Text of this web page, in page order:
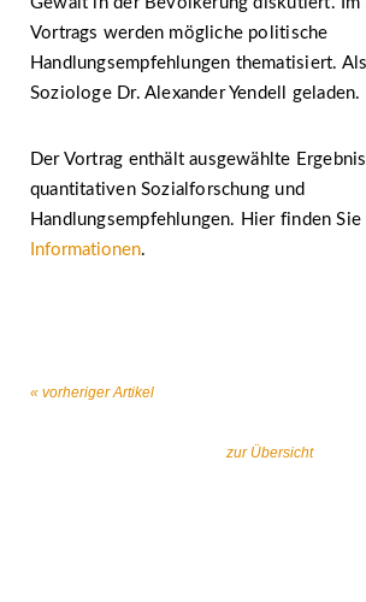
Vortrags werden mögliche politische
Handlungsempfehlungen thematisiert.
Soziologe Dr. Alexander Yendell geladen.
Der Vortrag enthält ausgewählte
quantitativen Sozialforschung und
Handlungsempfehlungen. Hier finden Sie
Informationen.
« vorheriger Artikel
zur Übersicht